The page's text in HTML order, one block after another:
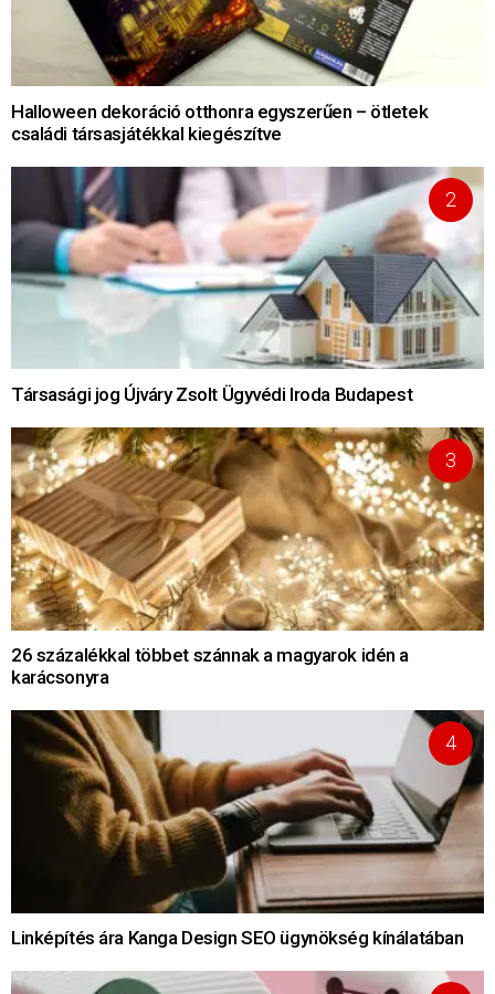
Halloween dekoráció otthonra egyszerűen – ötletek
családi társasjátékkal kiegészítve
Társasági jog Újváry Zsolt Ügyvédi Iroda Budapest
26 százalékkal többet szánnak a magyarok idén a
karácsonyra
Linképítés ára Kanga Design SEO ügynökség kínálatában